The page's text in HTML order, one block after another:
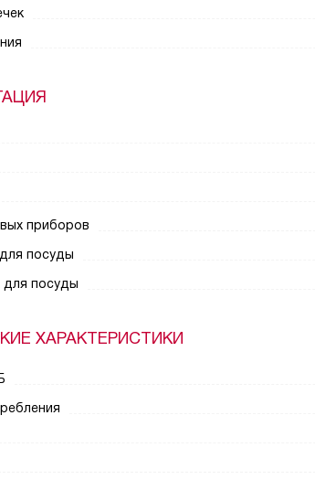
приборов
посуды
для посуды
ХАРАКТЕРИСТИКИ